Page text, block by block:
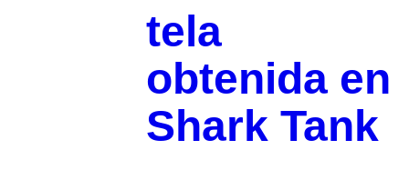
tela
obtenida en
Shark Tank